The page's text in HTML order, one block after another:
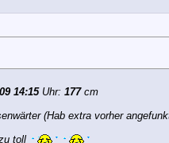
14:15Uhr: 177cm
(Hab extra vorher
toll